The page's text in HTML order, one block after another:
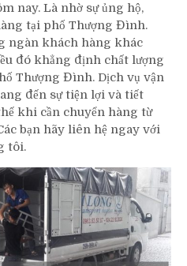
nay. Là nhờ sự ủng hộ,
tại phố Thượng Đình.
ngàn khách hàng khác
đó khẳng định chất lượng
Thượng Đình. Dịch vụ vận
đến sự tiện lợi và tiết
khi cần chuyển hàng từ
bạn hãy liên hệ ngay với
tôi.